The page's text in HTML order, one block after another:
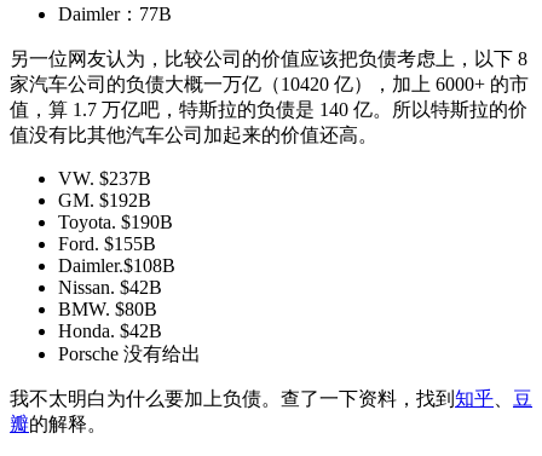
Daimler：77B
另一位网友认为，比较公司的价值应该把负债考虑上，以下 8
家汽车公司的负债大概一万亿（10420 亿），加上 6000+ 的市
值，算 1.7 万亿吧，特斯拉的负债是 140 亿。所以特斯拉的价
值没有比其他汽车公司加起来的价值还高。
VW. $237B
GM. $192B
Toyota. $190B
Ford. $155B
Daimler.$108B
Nissan. $42B
BMW. $80B
Honda. $42B
Porsche 没有给出
我不太明白为什么要加上负债。查了一下资料，找到 知乎
豆
瓣的解释。